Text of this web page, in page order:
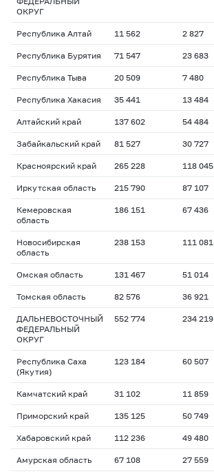
ОКРУГ
Республика Алтай 11 562 2 827
Республика Бурятия 71 547 23 683
Республика Тыва 20 509 7 480
Республика Хакасия 35 441 13 484
Алтайский край 137 602 54 484
Забайкальский край 81 527 30 727
Красноярский край 265 228 118 045
Иркутская область 215 790 87 107
Кемеровская
область
186 151 67 436
Новосибирская
область
238 153 111 081
Омская область 131 467 51 014
Томская область 82 576 36 921
ДАЛЬНЕВОСТОЧНЫЙ
ФЕДЕРАЛЬНЫЙ
ОКРУГ
552 774 234 219
Республика Саха
(Якутия)
123 184 60 507
Камчатский край 31 102 11 859
Приморский край 135 125 50 749
Хабаровский край 112 236 49 480
Амурская область 67 108 27 559